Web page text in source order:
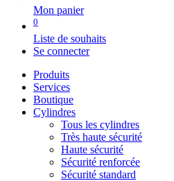
Mon panier
0
Liste de souhaits
Se connecter
Produits
Services
Boutique
Cylindres
Tous les cylindres
Très haute sécurité
Haute sécurité
Sécurité renforcée
Sécurité standard